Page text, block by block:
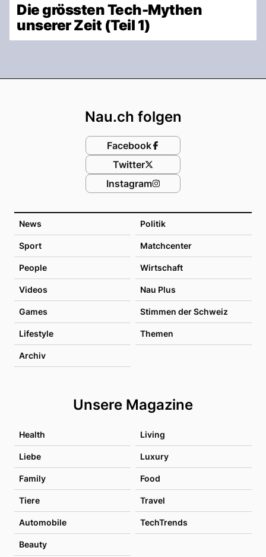
Die grössten Tech-Mythen
unserer Zeit (Teil 1)
News Politik
Sport Matchcenter
People Wirtschaft
Videos Nau Plus
Games Stimmen der Schweiz
Lifestyle Themen
Archiv
Unsere Magazine
Health Living
Liebe Luxury
Family Food
Tiere Travel
Automobile TechTrends
Beauty
Nau.ch folgen
Facebook
Twitter
Instagram